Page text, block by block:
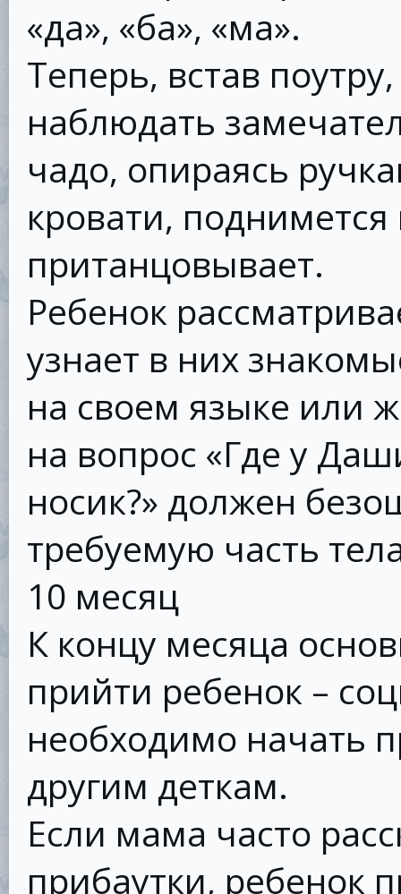
«да», «ба», «ма».
Теперь, встав
наблюдать
чадо, опираясь
кровати,
пританцовывает.
Ребенок
узнает в них
на своем языке или
на вопрос «Где у
носик?» должен
требуемую часть
10 месяц
К концу месяца
прийти ребенок –
необходимо начать
другим деткам.
Если мама часто
прибаутки, ребенок